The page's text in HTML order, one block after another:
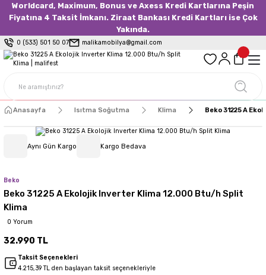
Worldcard, Maximum, Bonus ve Axess Kredi Kartlarına Peşin
Fiyatına 4 Taksit İmkanı. Ziraat Bankası Kredi Kartları ise Çok
Yakında.
0 (533) 501 50 07 malikamobilya@gmail.com
Anasayfa Isıtma Soğutma Klima Beko 31225 A
Aynı Gün Kargo Kargo Bedava
Beko
Beko 31225 A Ekolojik Inverter Klima 12.000 Btu/h Split
Klima
0 Yorum
32.990 TL
Taksit Seçenekleri
4.215,39 TL den başlayan taksit seçenekleriyle